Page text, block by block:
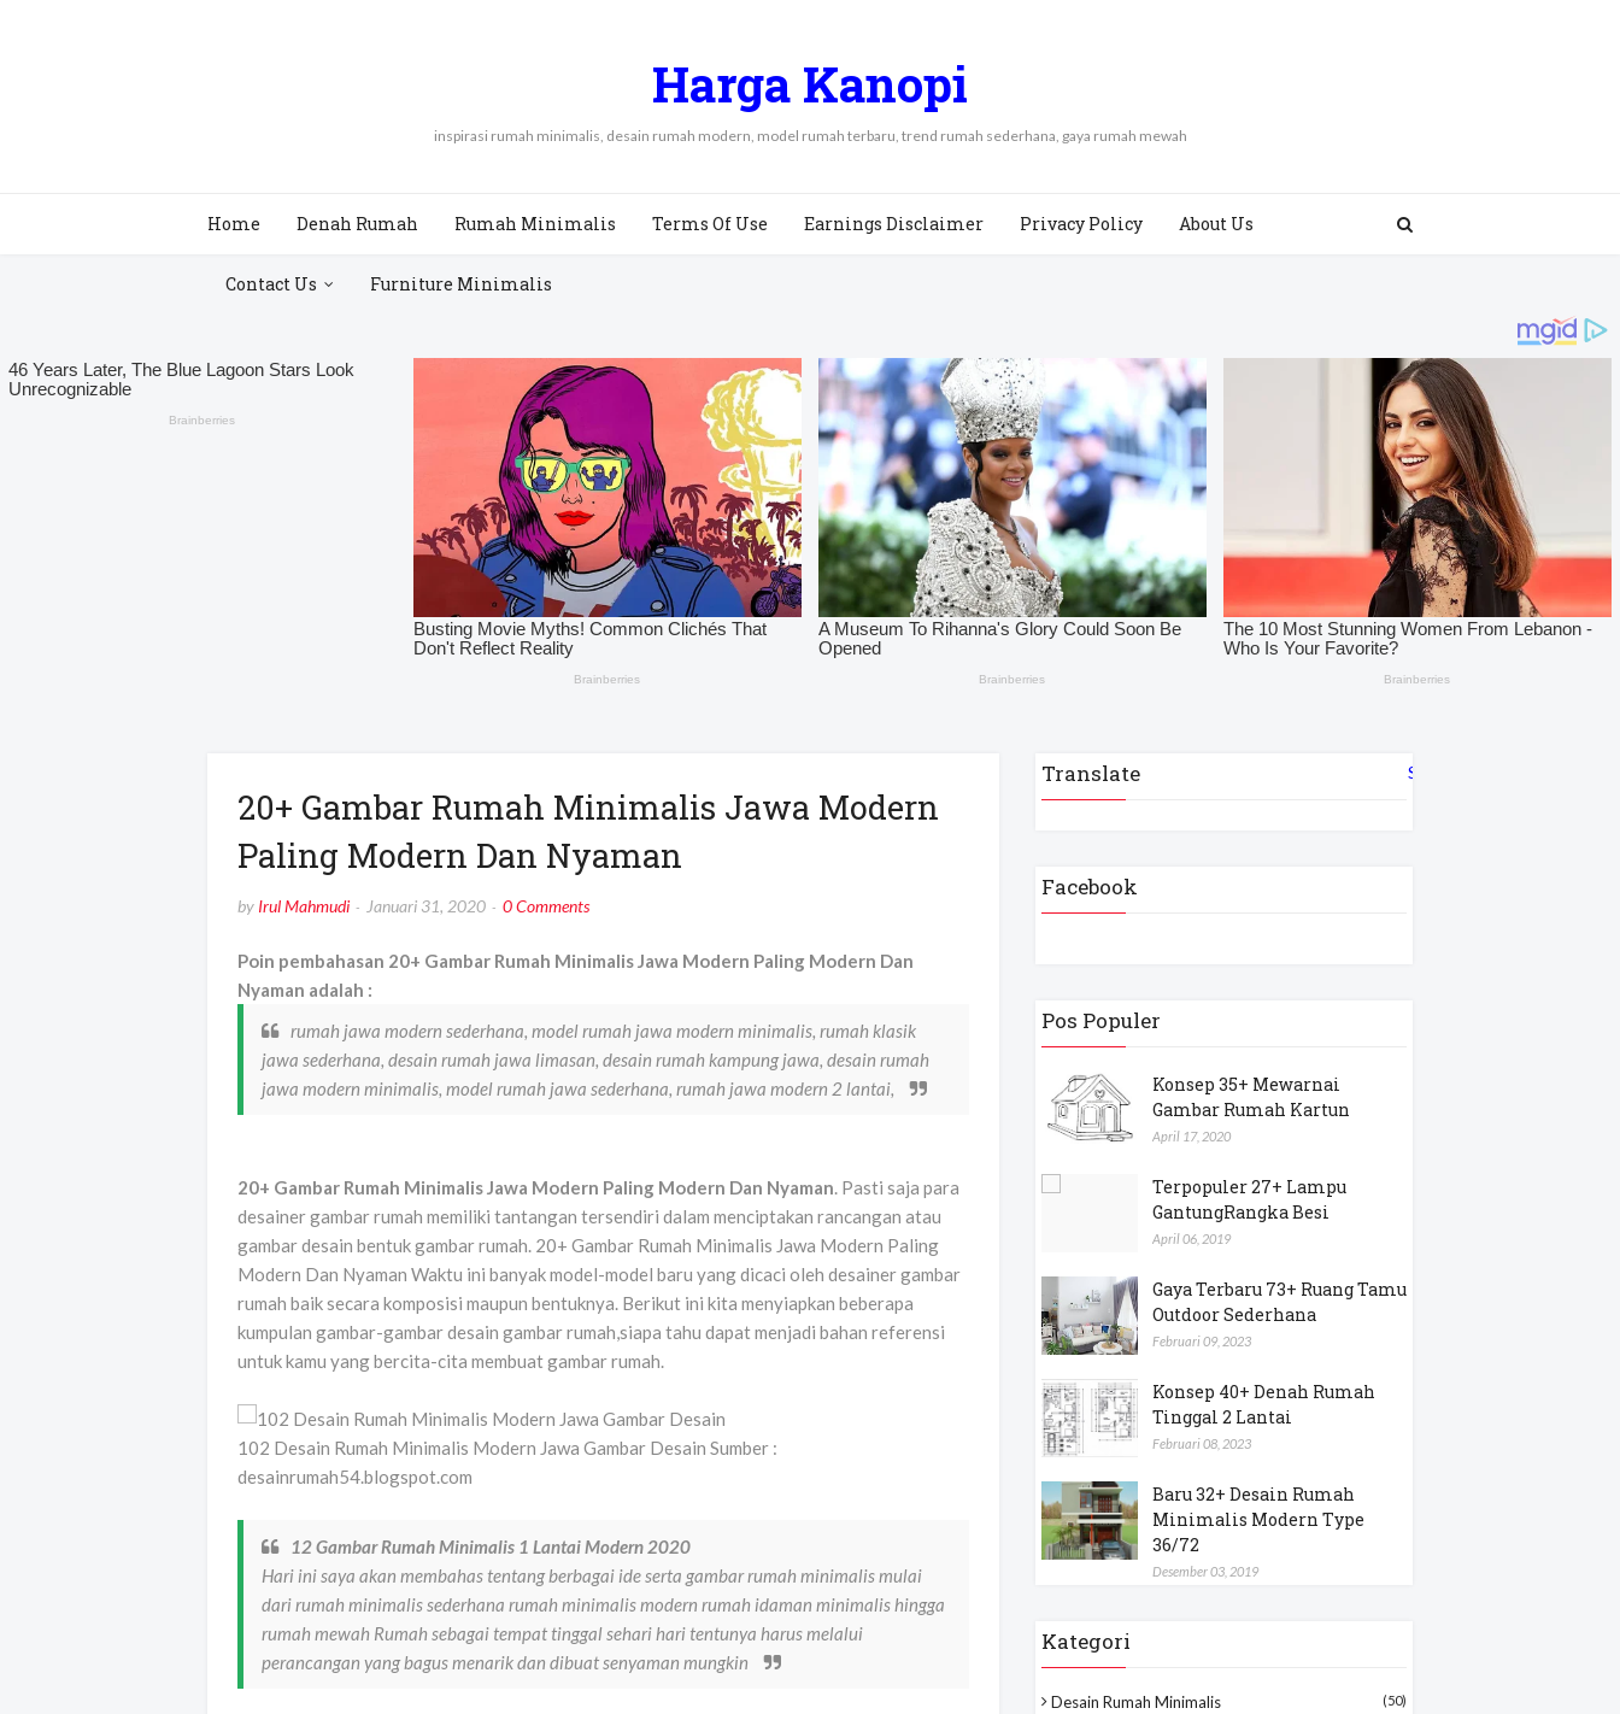
Harga Kanopi
inspirasi rumah minimalis, desain rumah modern, model rumah terbaru, trend rumah sederhana, gaya rumah mewah
Home Denah Rumah Rumah Minimalis Terms Of Use Earnings Disclaimer Privacy Policy About Us
Contact Us Furniture Minimalis
20+ Gambar Rumah Minimalis Jawa Modern
Paling Modern Dan Nyaman
by Irul Mahmudi Januari 31, 2020 0 Comments
Poin pembahasan 20+ Gambar Rumah Minimalis Jawa Modern Paling Modern Dan
Nyaman adalah :
rumah jawa modern sederhana, model rumah jawa modern minimalis, rumah klasik
jawa sederhana, desain rumah jawa limasan, desain rumah kampung jawa, desain rumah
jawa modern minimalis, model rumah jawa sederhana, rumah jawa modern 2 lantai,
20+ Gambar Rumah Minimalis Jawa Modern Paling Modern Dan Nyaman. Pasti saja para
desainer gambar rumah memiliki tantangan tersendiri dalam menciptakan rancangan atau
gambar desain bentuk gambar rumah. 20+ Gambar Rumah Minimalis Jawa Modern Paling
Modern Dan Nyaman Waktu ini banyak model-model baru yang dicaci oleh desainer gambar
rumah baik secara komposisi maupun bentuknya. Berikut ini kita menyiapkan beberapa
kumpulan gambar-gambar desain gambar rumah,siapa tahu dapat menjadi bahan referensi
untuk kamu yang bercita-cita membuat gambar rumah.
102 Desain Rumah Minimalis Modern Jawa Gambar Desain Sumber :
desainrumah54.blogspot.com
12 Gambar Rumah Minimalis 1 Lantai Modern 2020
Hari ini saya akan membahas tentang berbagai ide serta gambar rumah minimalis mulai
dari rumah minimalis sederhana rumah minimalis modern rumah idaman minimalis hingga
rumah mewah Rumah sebagai tempat tinggal sehari hari tentunya harus melalui
perancangan yang bagus menarik dan dibuat senyaman mungkin
Translate Select Language
Facebook
Pos Populer
Konsep 35+ Mewarnai
Gambar Rumah Kartun
April 17, 2020
Terpopuler 27+ Lampu
GantungRangka Besi
April 06, 2019
Gaya Terbaru 73+ Ruang Tamu
Outdoor Sederhana
Februari 09, 2023
Konsep 40+ Denah Rumah
Tinggal 2 Lantai
Februari 08, 2023
Baru 32+ Desain Rumah
Minimalis Modern Type
36/72
Desember 03, 2019
Kategori
Desain Rumah Minimalis (50)